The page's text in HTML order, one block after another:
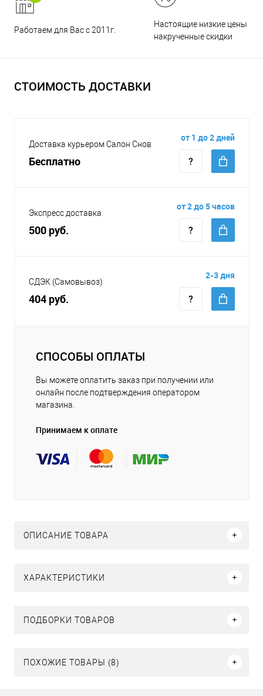
Работаем для Вас с 2011г.
Настоящие низкие цены и
накрученные скидки
СТОИМОСТЬ ДОСТАВКИ
Доставка курьером Салон Снов
Бесплатно
от 1 до 2 дней
Экспресс доставка
500 руб.
от 2 до 5 часов
СДЭК (Самовывоз)
404 руб.
2-3 дня
СПОСОБЫ ОПЛАТЫ
Вы можете оплатить заказ при получении или
онлайн после подтверждения оператором
магазина.
Принимаем к оплате
ОПИСАНИЕ ТОВАРА
ХАРАКТЕРИСТИКИ
ПОДБОРКИ ТОВАРОВ
ПОХОЖИЕ ТОВАРЫ (8)